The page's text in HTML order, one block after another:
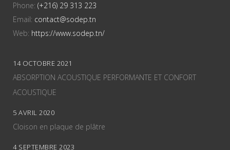
Phone: (+216) 29 313 223
Email: contact@sodep.tn
Web: https://www.sodep.tn/
14 OCTOBRE 2021
ABSORPTION ACOUSTIQUE PERFORMANTE ET CONFORT
ACOUSTIQUE
5 AVRIL 2020
Cloison en plaque de plâtre
4 SEPTEMBRE 2023